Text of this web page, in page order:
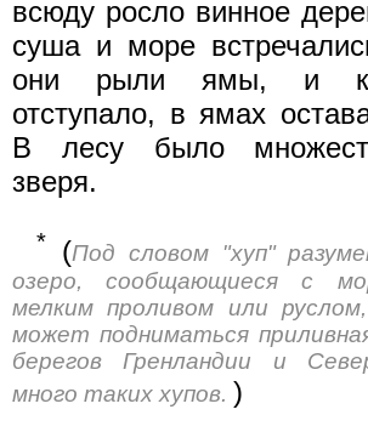
всюду росло винное
суша и море
они рыли ямы, и
отступало, в ямах
В лесу было
зверя.
* (Под словом "хуп"
озеро, сообщающиеся с
мелким проливом или
может подниматься
берегов Гренландии и
много таких хупов. )